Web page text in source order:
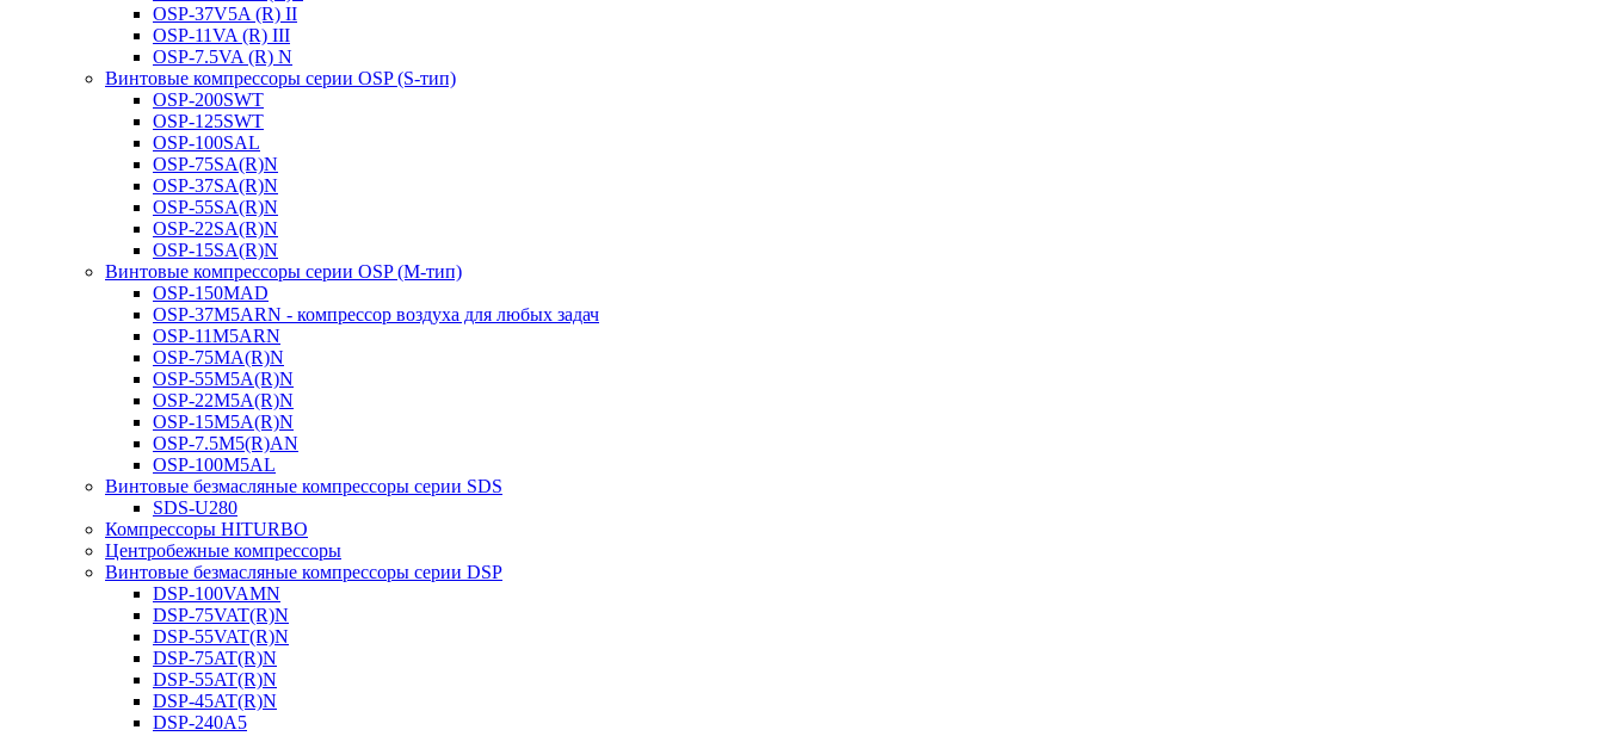
OSP-37V5A (R) II
OSP-11VA (R) III
OSP-7.5VA (R) N
Винтовые компрессоры серии OSP (S-тип)
OSP-200SWT
OSP-125SWT
OSP-100SAL
OSP-75SA(R)N
OSP-37SA(R)N
OSP-55SA(R)N
OSP-22SA(R)N
OSP-15SA(R)N
Винтовые компрессоры серии OSP (M-тип)
OSP-150MAD
OSP-37M5ARN - компрессор воздуха для любых задач
OSP-11M5ARN
OSP-75MA(R)N
OSP-55M5A(R)N
OSP-22M5A(R)N
OSP-15M5A(R)N
OSP-7.5M5(R)AN
OSP-100M5AL
Винтовые безмасляные компрессоры серии SDS
SDS-U280
Компрессоры HITURBO
Центробежные компрессоры
Винтовые безмасляные компрессоры серии DSP
DSP-100VAMN
DSP-75VAT(R)N
DSP-55VAT(R)N
DSP-75AT(R)N
DSP-55AT(R)N
DSP-45AT(R)N
DSP-240A5